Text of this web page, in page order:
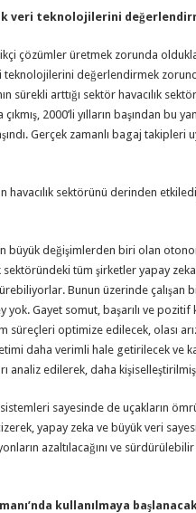
veri teknolojilerini
çözümler üretmek zorunda
teknolojilerini değerlendirmek
sürekli arttığı sektör havacılık
2000’li yılların başından bu
Gerçek zamanlı bagaj takipleri
havacılık sektörünü derinden
büyük değişimlerden biri olan
sektöründeki tüm şirketler yapay
Bunun üzerinde çalışan
yok. Gayet somut, başarılı ve pozitif
süreçleri optimize edilecek, olası
daha verimli hale getirilecek ve
analiz edilerek, daha
sayesinde de uçakların
yapay zeka ve büyük veri
azaltılacağını ve sürdürülebilir
kullanılmaya